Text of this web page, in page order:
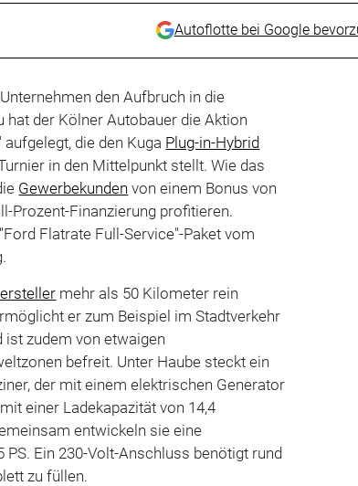
Autoflotte bei Google
den Aufbruch in die
hat der Kölner Autobauer die Aktion
die den Kuga Plug-in-Hybrid
in den Mittelpunkt stellt. Wie das
Gewerbekunden von einem Bonus von
Prozent-Finanzierung profitieren.
Flatrate Full-Service"-Paket vom
mehr als 50 Kilometer rein
er zum Beispiel im Stadtverkehr
zudem von etwaigen
befreit. Unter Haube steckt ein
der mit einem elektrischen Generator
mit einer Ladekapazität von 14,4
entwickeln sie eine
Ein 230-Volt-Anschluss benötigt rund
zu füllen.